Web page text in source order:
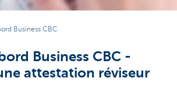
Business CBC
Business CBC -
attestation réviseur